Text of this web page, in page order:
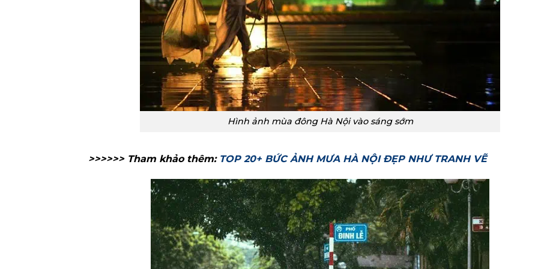
Hình ảnh mùa đông Hà Nội vào sáng sớm
>>>>>> Tham khảo thêm: TOP 20+ BỨC ẢNH MƯA HÀ NỘI ĐẸP NHƯ TRANH VẼ